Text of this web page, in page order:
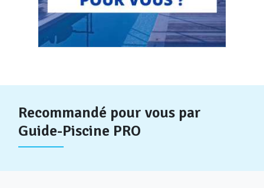
Recommandé pour vous par
Guide-Piscine PRO